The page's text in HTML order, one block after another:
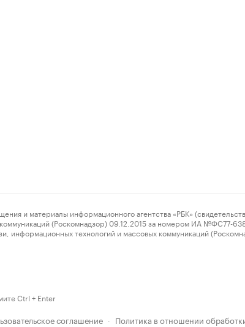
информационного агентства «РБК»
(Роскомнадзор) 09.12.2015 за номером ИА №ФС77-
информационных технологий и массовых коммуникаций
Ctrl + Enter
соглашение · Политика в отношении